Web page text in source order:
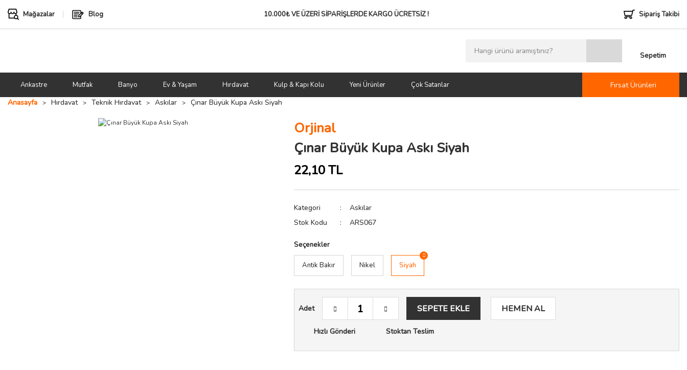
Mağazalar Blog 10.000₺ VE ÜZERİ SİPARİŞLERDEKARGO ÜCRETSİZ ! Sipariş Takibi
Sepetim
Ankastre Mutfak Banyo Ev & Yaşam Hırdavat Kulp & Kapı Kolu Yeni Ürünler Çok Satanlar
Fırsat Ürünleri
Anasayfa
Hırdavat Teknik Hırdavat Askılar Çınar Büyük Kupa Askı Siyah
Orjinal
Çınar Büyük Kupa Askı Siyah
22,10 TL
Kategori
Askılar
Stok Kodu
ARS067
Seçenekler
Antik Bakır Nikel Siyah
Adet SEPETE EKLE HEMEN AL
Hızlı Gönderi Stoktan Teslim